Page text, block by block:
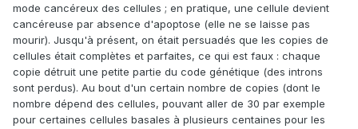
mode cancéreux des cellules ; en pratique, une cellule devient
cancéreuse par absence d'apoptose (elle ne se laisse pas
mourir). Jusqu'à présent, on était persuadés que les copies de
cellules était complètes et parfaites, ce qui est faux : chaque
copie détruit une petite partie du code génétique (des introns
sont perdus). Au bout d'un certain nombre de copies (dont le
nombre dépend des cellules, pouvant aller de 30 par exemple
pour certaines cellules basales à plusieurs centaines pour les